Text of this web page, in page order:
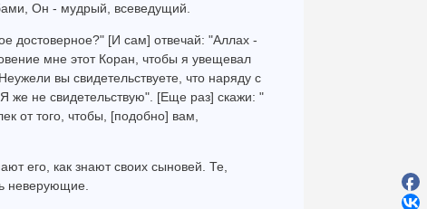
Он - мудрый, всеведущий.
достоверное?" [И сам] отвечай: "Аллах -
мне этот Коран, чтобы я увещевал
вы свидетельствуете, что наряду с
же не свидетельствую". [Еще раз] скажи: "
от того, чтобы, [подобно] вам,
его, как знают своих сыновей. Те,
неверующие.